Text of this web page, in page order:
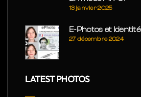
13 janvier 2025
E-Photos et Identité
27 décembre 2024
LATEST PHOTOS